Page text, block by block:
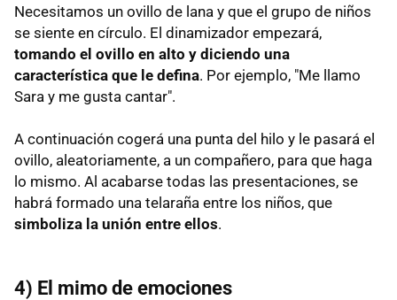
Necesitamos un ovillo de lana y que el grupo de niños
se siente en círculo. El dinamizador empezará,
tomando el ovillo en alto y diciendo una
característica que le defina. Por ejemplo, "Me llamo
Sara y me gusta cantar".
A continuación cogerá una punta del hilo y le pasará el
ovillo, aleatoriamente, a un compañero, para que haga
lo mismo. Al acabarse todas las presentaciones, se
habrá formado una telaraña entre los niños, que
simboliza la unión entre ellos.
4) El mimo de emociones